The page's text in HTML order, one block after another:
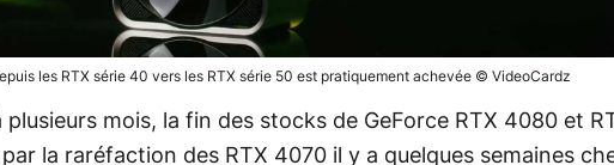
les RTX série 40 vers les RTX série 50 est pratiquement achevée © VideoCardz
plusieurs mois, la fin des stocks de GeForce RTX 4080 et
la raréfaction des RTX 4070 il y a quelques semaines